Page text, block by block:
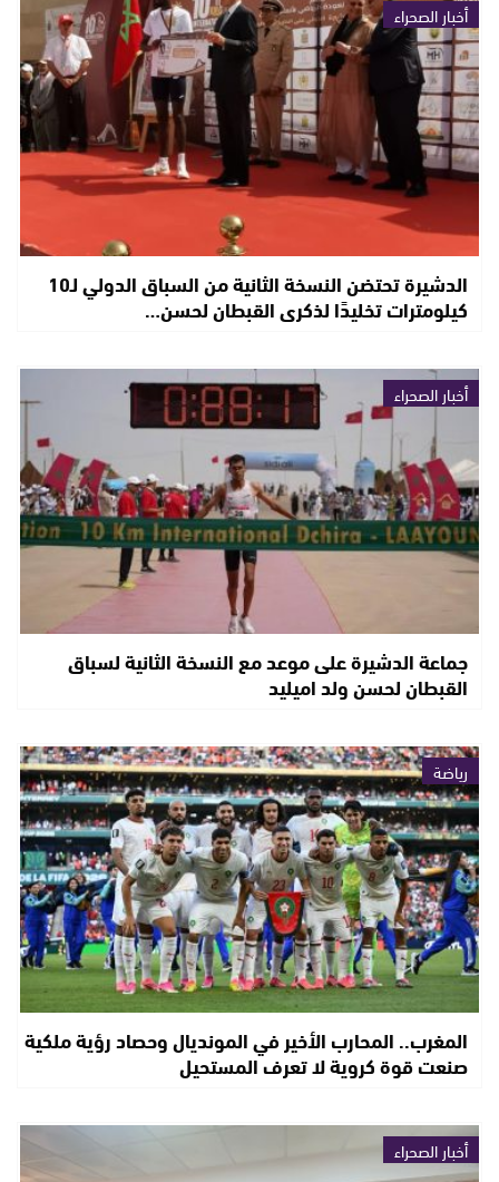
أخبار الصحراء
الدشيرة تحتضن النسخة الثانية من السباق الدولي لـ10
كيلومترات تخليدًا لذكرى القبطان لحسن…
أخبار الصحراء
جماعة الدشيرة على موعد مع النسخة الثانية لسباق
القبطان لحسن ولد اميليد
رياضة
المغرب.. المحارب الأخير في المونديال وحصاد رؤية ملكية
صنعت قوة كروية لا تعرف المستحيل
أخبار الصحراء